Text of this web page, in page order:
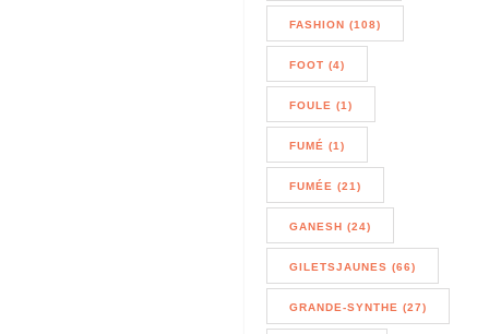
FASHION (108)
FOOT (4)
FOULE (1)
FUMÉ (1)
FUMÉE (21)
GANESH (24)
GILETSJAUNES (66)
GRANDE-SYNTHE (27)